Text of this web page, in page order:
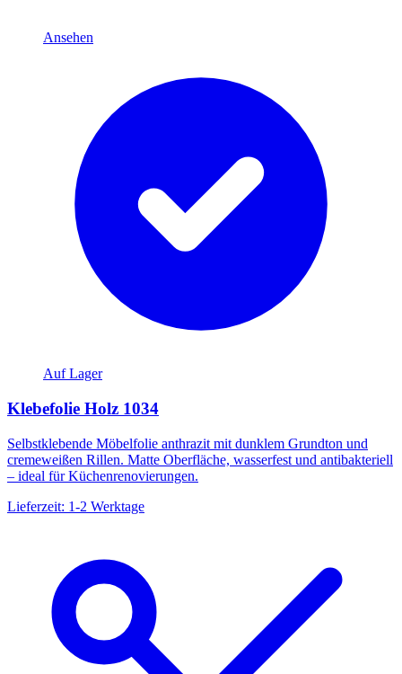
Ansehen
Auf Lager
Klebefolie Holz 1034
Selbstklebende Möbelfolie anthrazit mit dunklem Grundton und
cremeweißen Rillen. Matte Oberfläche, wasserfest und antibakteriell
– ideal für Küchenrenovierungen.
Lieferzeit: 1-2 Werktage